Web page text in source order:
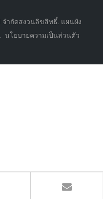
ำกัดสงวนลิขสิทธิ์. แผนผัง
. นโยบายความเป็นส่วนตัว